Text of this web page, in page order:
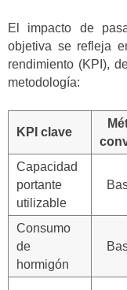
El impacto de
objetiva se refleja
rendimiento (KPI),
metodología:
KPI clave
Capacidad
portante
utilizable
Consumo
de
hormigón